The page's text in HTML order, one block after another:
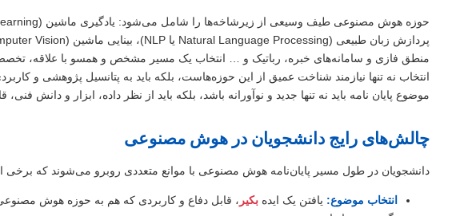
منطق فازی و سامانه‌های خبره، رباتیک و … انتخاب یک مسیر مشخص و همسو با علاقه،
انتخاب نه تنها نیازمند شناخت عمیق از این حوزه‌هاست، بلکه باید به پتانسیل پژوهشی و
موضوع پایان نامه باید نه تنها جدید و نوآورانه باشد، بلکه باید از نظر داده، ابزار و دانش فنی،
چالش‌های رایج دانشجویان در هوش مصنوعی
دانشجویان در طول مسیر پایان‌نامه هوش مصنوعی با موانع متعددی روبرو می‌شوند که برخی از
انتخاب موضوع: یافتن یک ایده بکیر ، قابل دفاع و کاربردی که هم به حوزه هوش